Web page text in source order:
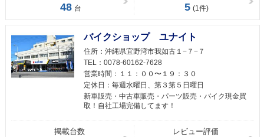
48 台 5 (1件)
バイクショップ ユナイト
住所： 沖縄県宜野湾市我如古１−７−７
TEL： 0078-60162-7628
営業時間： １１：００〜１９：３０
定休日： 毎週水曜日、第３第５日曜日
新車販売・中古車販売・パーツ販売・バイク現金買
取！自社工場完備してます！
掲載台数 レビュー評価